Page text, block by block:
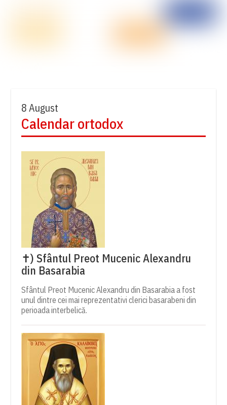
8 August
Calendar ortodox
✝) Sfântul Preot Mucenic Alexandru
din Basarabia
Sfântul Preot Mucenic Alexandru din Basarabia a fost
unul dintre cei mai reprezentativi clerici basarabeni din
perioada interbelică.